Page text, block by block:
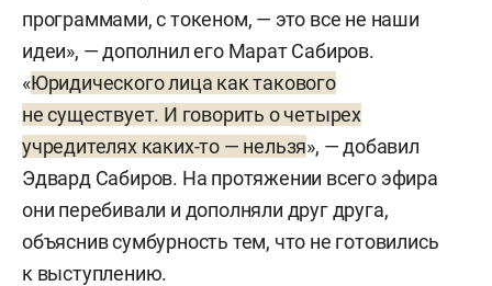
программами, с токеном, — это все не наши
идеи», — дополнил его Марат Сабиров.
«Юридического лица как такового
не существует. И говорить о четырех
учредителях каких-то — нельзя», — добавил
Эдвард Сабиров. На протяжении всего эфира
они перебивали и дополняли друг друга,
объяснив сумбурность тем, что не готовились
к выступлению.